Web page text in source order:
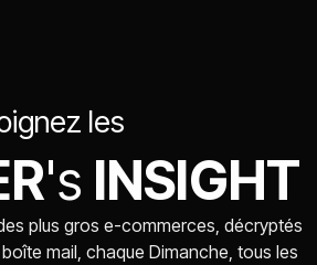
les
's INSIGHT
plus gros e-commerces, décryptés
mail, chaque Dimanche, tous les